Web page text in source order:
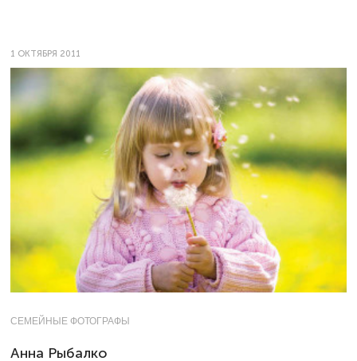
1 ОКТЯБРЯ 2011
СЕМЕЙНЫЕ ФОТОГРАФЫ
Анна Рыбалко